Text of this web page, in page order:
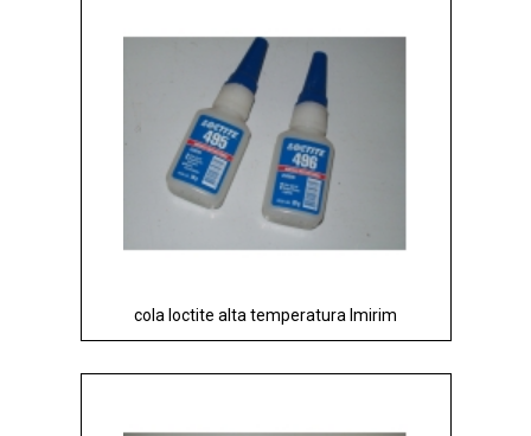
cola loctite alta temperatura Imirim